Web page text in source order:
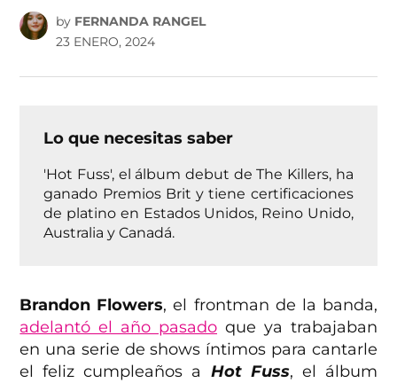
by FERNANDA RANGEL
23 ENERO, 2024
Lo que necesitas saber
'Hot Fuss', el álbum debut de The Killers, ha
ganado Premios Brit y tiene certificaciones
de platino en Estados Unidos, Reino Unido,
Australia y Canadá.
Brandon Flowers, el frontman de la banda,
adelantó el año pasado que ya trabajaban
en una serie de shows íntimos para cantarle
el feliz cumpleaños a Hot Fuss, el álbum